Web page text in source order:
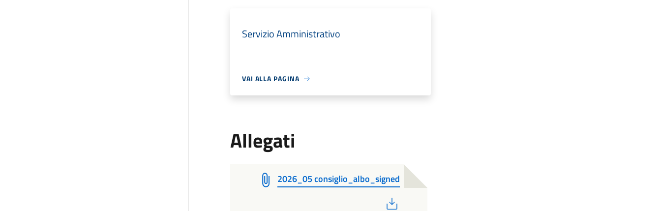
Servizio Amministrativo
VAI ALLA PAGINA
Allegati
2026_05 consiglio_albo_signed